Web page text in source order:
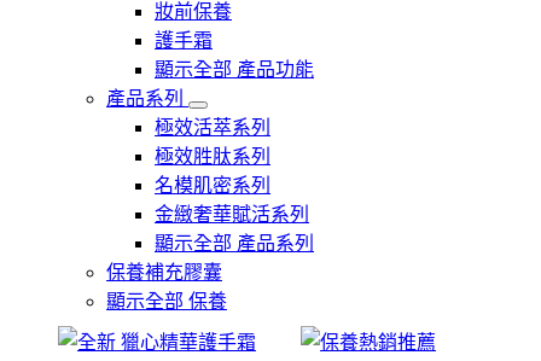
妝前保養
護手霜
顯示全部 產品功能
產品系列
極效活萃系列
極效胜肽系列
名模肌密系列
金緻奢華賦活系列
顯示全部 產品系列
保養補充膠囊
顯示全部 保養